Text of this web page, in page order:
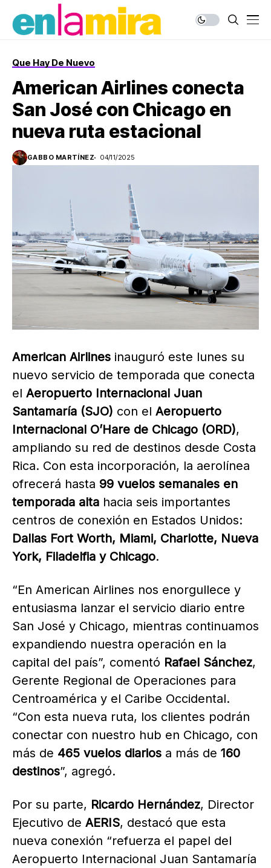
Que Hay De Nuevo
American Airlines conecta
San José con Chicago en
nueva ruta estacional
GABBO MARTÍNEZ 04/11/2025
American Airlines inauguró este lunes su
nuevo servicio de temporada que conecta
el Aeropuerto Internacional Juan
Santamaría (SJO) con el Aeropuerto
Internacional O’Hare de Chicago (ORD),
ampliando su red de destinos desde Costa
Rica. Con esta incorporación, la aerolínea
ofrecerá hasta 99 vuelos semanales en
temporada alta hacia seis importantes
centros de conexión en Estados Unidos:
Dallas Fort Worth, Miami, Charlotte, Nueva
York, Filadelfia y Chicago.
“En American Airlines nos enorgullece y
entusiasma lanzar el servicio diario entre
San José y Chicago, mientras continuamos
expandiendo nuestra operación en la
capital del país”, comentó Rafael Sánchez,
Gerente Regional de Operaciones para
Centroamérica y el Caribe Occidental.
“Con esta nueva ruta, los clientes podrán
conectar con nuestro hub en Chicago, con
más de 465 vuelos diarios a más de 160
destinos”, agregó.
Por su parte, Ricardo Hernández, Director
Ejecutivo de AERIS, destacó que esta
nueva conexión “refuerza el papel del
Aeropuerto Internacional Juan Santamaría